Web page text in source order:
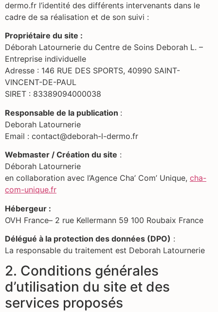
dermo.fr l’identité des différents intervenants dans le
cadre de sa réalisation et de son suivi :
Propriétaire du site :
Déborah Latournerie du Centre de Soins Deborah L. –
Entreprise individuelle
Adresse : 146 RUE DES SPORTS, 40990 SAINT-
VINCENT-DE-PAUL
SIRET : 83389094000038
Responsable de la publication :
Deborah Latournerie
Email : contact@deborah-l-dermo.fr
Webmaster / Création du site :
Déborah Latournerie
en collaboration avec l’Agence Cha’ Com’ Unique, cha-
com-unique.fr
Hébergeur :
OVH France– 2 rue Kellermann 59 100 Roubaix France
Délégué à la protection des données (DPO) :
La responsable du traitement est Deborah Latournerie
2. Conditions générales
d’utilisation du site et des
services proposés